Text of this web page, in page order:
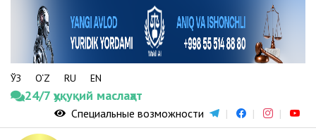
ЎЗ O‘Z RU EN
24/7 ҳуқуқий маслаҳат
Специальные возможности